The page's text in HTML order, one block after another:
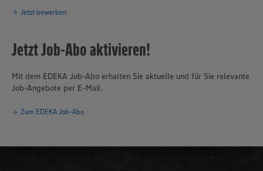
Jetzt bewerben
Jetzt Job-Abo aktivieren!
Mit dem EDEKA Job-Abo erhalten Sie aktuelle und für Sie relevante
Job-Angebote per E-Mail.
Zum EDEKA Job-Abo